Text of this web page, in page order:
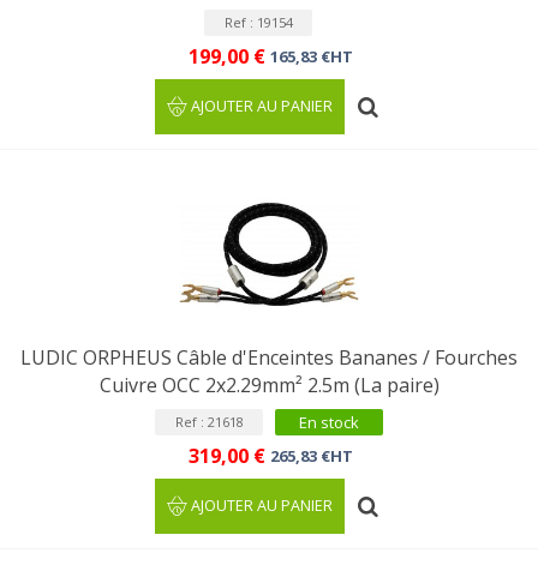
Ref : 19154
199,00 € 165,83 €HT
AJOUTER AU PANIER
LUDIC ORPHEUS Câble d'Enceintes Bananes / Fourches
Cuivre OCC 2x2.29mm² 2.5m (La paire)
Ref : 21618 En stock
319,00 € 265,83 €HT
AJOUTER AU PANIER